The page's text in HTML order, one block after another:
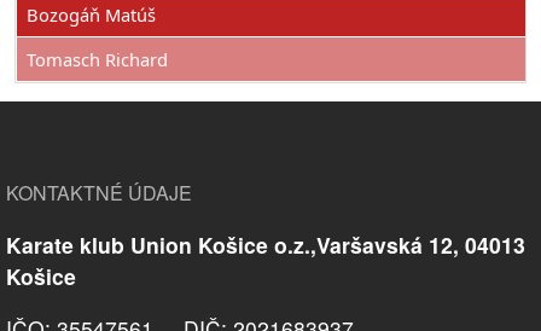
Bozogáň Matúš
Tomasch Richard
KONTAKTNÉ ÚDAJE
Karate klub Union Košice o.z.,Varšavská 12, 04013
Košice